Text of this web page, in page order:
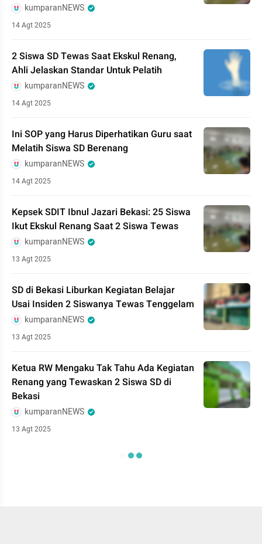
kumparanNEWS
14 Agt 2025
2 Siswa SD Tewas Saat Ekskul Renang,
Ahli Jelaskan Standar Untuk Pelatih
kumparanNEWS
14 Agt 2025
Ini SOP yang Harus Diperhatikan Guru saat
Melatih Siswa SD Berenang
kumparanNEWS
14 Agt 2025
Kepsek SDIT Ibnul Jazari Bekasi: 25 Siswa
Ikut Ekskul Renang Saat 2 Siswa Tewas
kumparanNEWS
13 Agt 2025
SD di Bekasi Liburkan Kegiatan Belajar
Usai Insiden 2 Siswanya Tewas Tenggelam
kumparanNEWS
13 Agt 2025
Ketua RW Mengaku Tak Tahu Ada Kegiatan
Renang yang Tewaskan 2 Siswa SD di
Bekasi
kumparanNEWS
13 Agt 2025